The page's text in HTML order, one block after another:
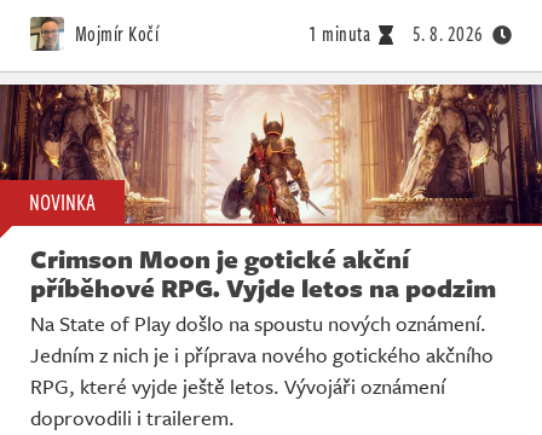
Mojmír Kočí 1 minuta 5. 8. 2026
NOVINKA
Crimson Moon je gotické akční
příběhové RPG. Vyjde letos na podzim
Na State of Play došlo na spoustu nových oznámení.
Jedním z nich je i příprava nového gotického akčního
RPG, které vyjde ještě letos. Vývojáři oznámení
doprovodili i trailerem.